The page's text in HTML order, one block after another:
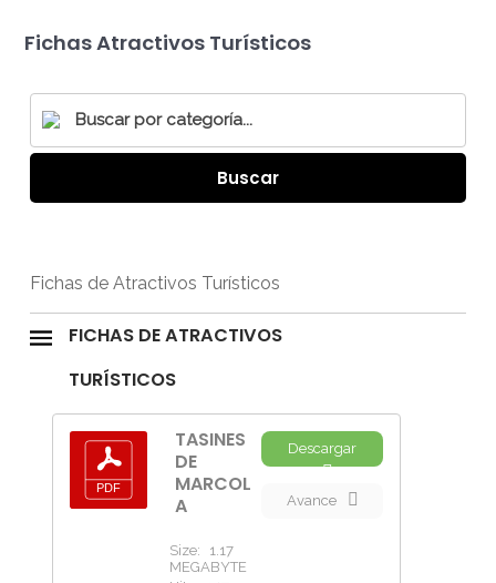
Fichas Atractivos Turísticos
Buscar
Fichas de Atractivos Turísticos
FICHAS DE ATRACTIVOS
TURÍSTICOS
TASINES
DE
MARCOL
A
Size:
1.17
MEGABYTE
Descargar
Avance